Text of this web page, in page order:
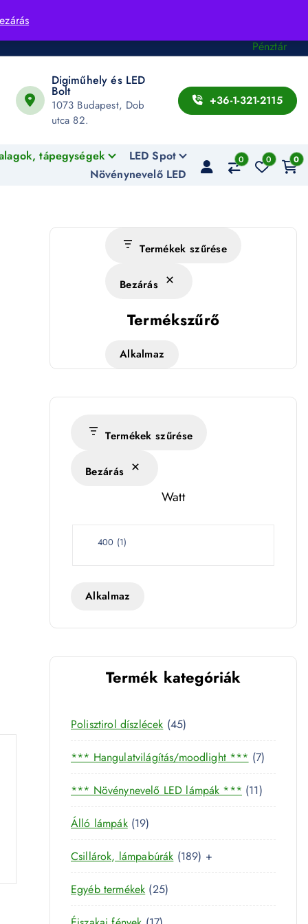
Pénztár
Digiműhely és LED
Bolt
1073 Budapest, Dob
utca 82.
+36-1-321-2115
tápegységek
LED Spot
Növénynevelő LED
0 0 0
Termékek szűrése
Bezárás
Termékszűrő
Alkalmaz
Termékek szűrése
Bezárás
Watt
W
t
400 (1)
Alkalmaz
Termék kategóriák
Polisztirol díszlécek 454
5
t
e
r
k
*** Hangulatvilágítás/moodlight *** 77
t
e
r
*** Növénynevelő LED lámpák *** 111
1
e
Álló lámpák 191
9
t
e
r
m
Csillárok, lámpabúrák 1891
8
t
+
Egyéb termékek 252
5